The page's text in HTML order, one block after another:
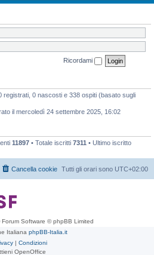
Ricordami
registrati, 0 nascosti e 338 ospiti (basato sugli
il mercoledì 24 settembre 2025, 16:02
11897 • Totale iscritti 7311 • Ultimo iscritto
Tutti gli orari sono UTC+02:00
Cancella cookie
Forum Software © phpBB Limited
Italiana phpBB-Italia.it
| Condizioni
OpenOffice